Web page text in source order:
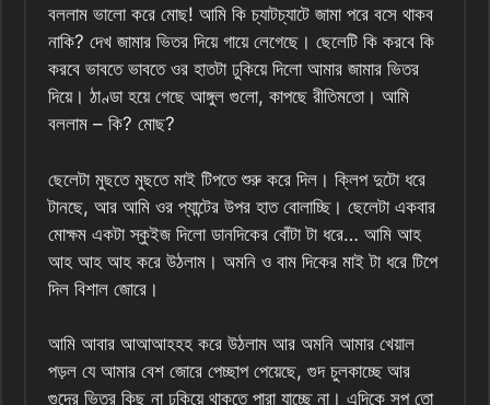
বললাম ভালো করে মোছ! আমি কি চ্যাটচ্যাটে জামা পরে বসে থাকব
নাকি? দেখ জামার ভিতর দিয়ে গায়ে লেগেছে। ছেলেটি কি করবে কি
করবে ভাবতে ভাবতে ওর হাতটা ঢুকিয়ে দিলো আমার জামার ভিতর
দিয়ে। ঠাণ্ডা হয়ে গেছে আঙ্গুল গুলো, কাপছে রীতিমতো। আমি
বললাম – কি? মোছ?
ছেলেটা মুছতে মুছতে মাই টিপতে শুরু করে দিল। ক্লিপ দুটো ধরে
টানছে, আর আমি ওর প্যান্টের উপর হাত বোলাচ্ছি। ছেলেটা একবার
মোক্ষম একটা স্কুইজ দিলো ডানদিকের বোঁটা টা ধরে… আমি আহ
আহ আহ আহ করে উঠলাম। অমনি ও বাম দিকের মাই টা ধরে টিপে
দিল বিশাল জোরে।
আমি আবার আআআহহহ করে উঠলাম আর অমনি আমার খেয়াল
পড়ল যে আমার বেশ জোরে পেচ্ছাপ পেয়েছে, গুদ চুলকাচ্ছে আর
গুদের ভিতর কিছু না ঢুকিয়ে থাকতে পারা যাচ্ছে না। এদিকে সুপ তো